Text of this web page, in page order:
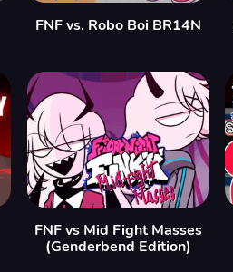
FNF vs. Robo Boi BR14N
FNF vs Mid Fight Masses
(Genderbend Edition)